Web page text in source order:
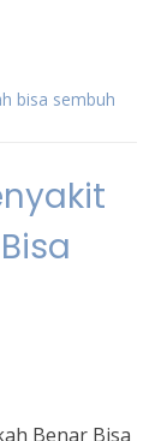
bisa sembuh
Benar Bisa